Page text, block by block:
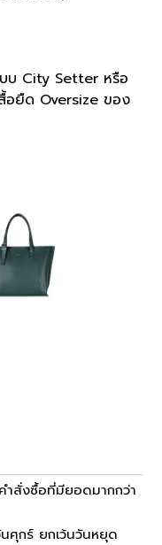
บ City Setter หรือ
อยืด Oversize ของ
ำสั่งซื้อที่มียอดมากกว่า
ศุกร์ ยกเว้นวันหยุด